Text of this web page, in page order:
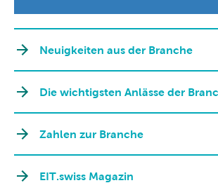
Neuigkeiten aus der Branche
Die wichtigsten Anlässe der
Zahlen zur Branche
EIT.swiss Magazin